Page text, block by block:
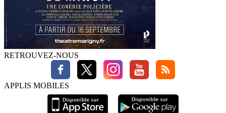
RETROUVEZ-NOUS
APPLIS MOBILES